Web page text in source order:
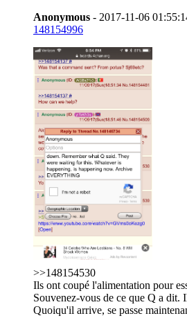
Anonymous - 2017-11-06
148154996
>>148154530
Ils ont coupé l'alimentation pour
Souvenez-vous de ce que Q a dit.
Quoiqu'il arrive, se passe